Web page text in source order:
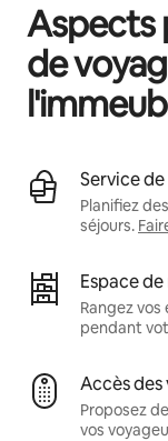
Aspects
de
Service
Planifiez
séjours.
Espace
Rangez
pendant
Accès
Proposez
vos